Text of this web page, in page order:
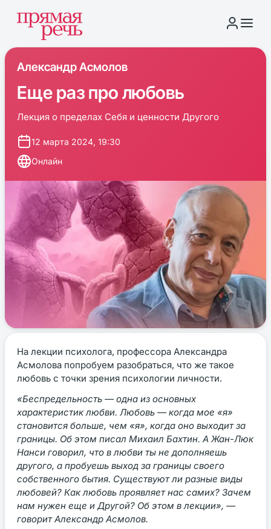
Александр Асмолов
Еще раз про любовь
Лекция о пределах Себя и ценности Другого
12 марта 2024, 19:30
Онлайн
На лекции психолога, профессора Александра
Асмолова попробуем разобраться, что же такое
любовь с точки зрения психологии личности.
«Беспредельность — одна из основных
характеристик любви. Любовь — когда мое «я»
становится больше, чем «я», когда оно выходит за
границы. Об этом писал Михаил Бахтин. А Жан-Люк
Нанси говорил, что в любви ты не дополняешь
другого, а пробуешь выход за границы своего
собственного бытия. Существуют ли разные виды
любовей? Как любовь проявляет нас самих? Зачем
нам нужен еще и Другой? Об этом в лекции», —
говорит Александр Асмолов.